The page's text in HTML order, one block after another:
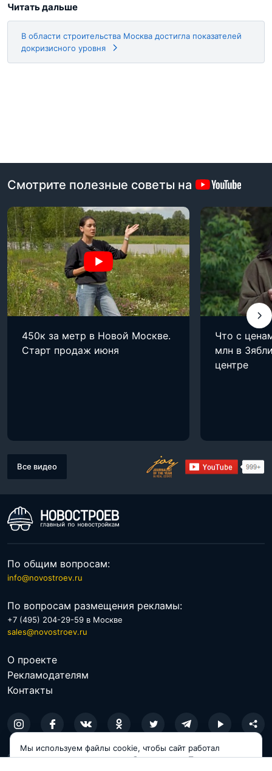
Читать дальше
В области строительства Москва достигла показателей
докризисного уровня
Смотрите полезные советы на
450к за метр в Новой Москве.
Старт продаж июня
Что с
млн в
центре
Все видео
По общим вопросам:
info@novostroev.ru
По вопросам размещения рекламы:
+7 (495) 204-29-59 в Москве
sales@novostroev.ru
О проекте
Рекламодателям
Контакты
© 2026 NOVOSTROEV.RU
Мы используем файлы cookie, чтобы сайт работал
корректно и становился удобнее для вас. Продолжая